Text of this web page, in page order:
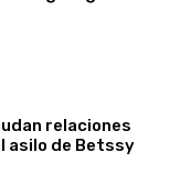
relaciones
asilo de Betssy